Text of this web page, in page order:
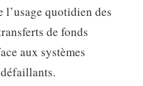
quotidien des
de fonds
aux systèmes